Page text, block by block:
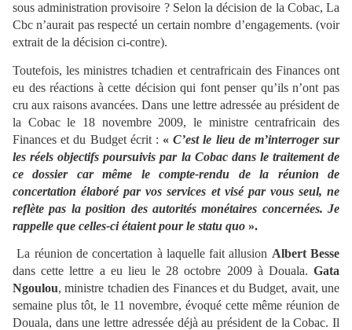
sous administration provisoire ? Selon la décision de la Cobac, La
Cbc n’aurait pas respecté un certain nombre d’engagements. (voir
extrait de la décision ci-contre).
Toutefois, les ministres tchadien et centrafricain des Finances ont
eu des réactions à cette décision qui font penser qu’ils n’ont pas
cru aux raisons avancées. Dans une lettre adressée au président de
la Cobac le 18 novembre 2009, le ministre centrafricain des
Finances et du Budget écrit : «C’est le lieu de m’interroger sur
les réels objectifs poursuivis par la Cobac dans le traitement de
ce dossier car même le compte-rendu de la réunion de
concertation élaboré par vos services et visé par vous seul, ne
reflète pas la position des autorités monétaires concernées. Je
rappelle que celles-ci étaient pour le statu quo ».
La réunion de concertation à laquelle fait allusion Albert Besse
dans cette lettre a eu lieu le 28 octobre 2009 à Douala. Gata
Ngoulou, ministre tchadien des Finances et du Budget, avait, une
semaine plus tôt, le 11 novembre, évoqué cette même réunion de
Douala, dans une lettre adressée déjà au président de la Cobac. Il